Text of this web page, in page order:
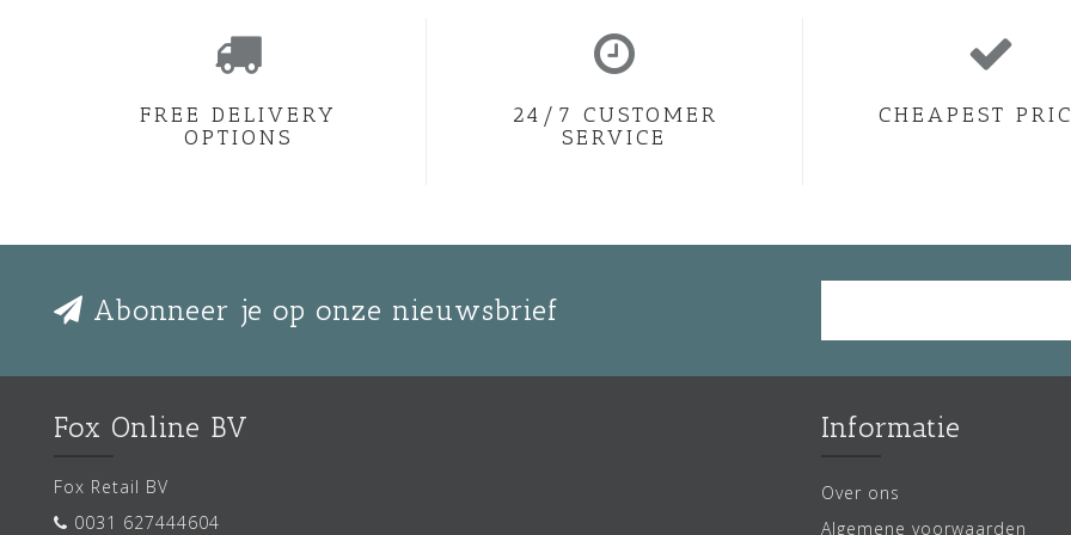
FREE DELIVERY
OPTIONS
24/7 CUSTOMER
SERVICE
CHEAPEST
Abonneer je op onze nieuwsbrief
Fox Online BV
Fox Retail BV
0031 627444604
Informatie
Over ons
Algemene voorwaarden